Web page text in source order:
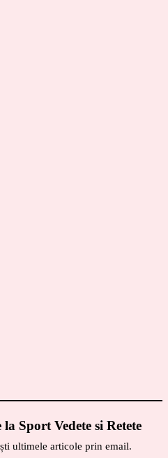
Sport Vedete si Retete
ultimele articole prin email.